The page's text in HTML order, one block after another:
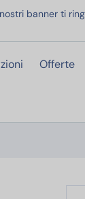
banner ti
Offerte